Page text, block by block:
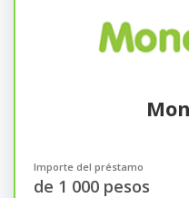
Importe del préstamo
de 1 000 pesos